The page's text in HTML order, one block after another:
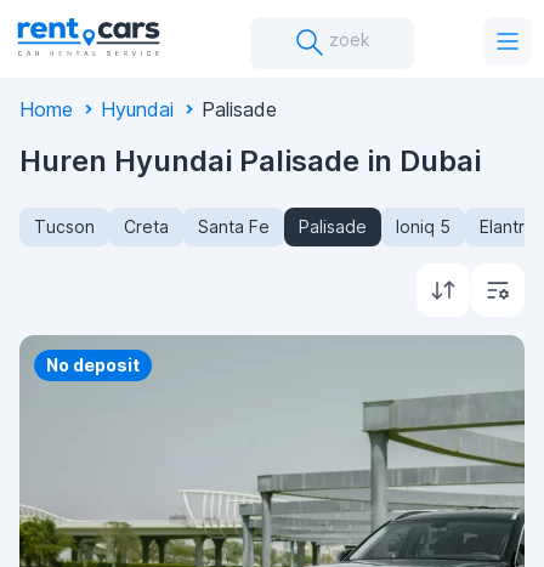
zoek
Home Hyundai Palisade
Huren Hyundai Palisade in Dubai
Tucson Creta Santa Fe Palisade Ioniq 5 Elantra
Priority
No deposit